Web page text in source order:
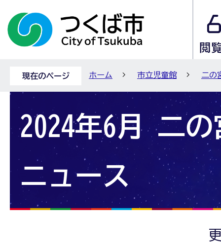
現在のページ ホーム 市立児童館 二の
2024年6月 二
ニュース